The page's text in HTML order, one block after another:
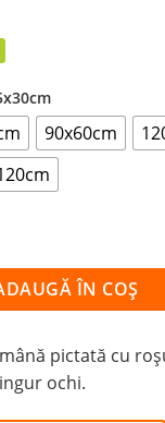
90x60cm
DIN PALMĂ
ÎN COȘ
pictată cu
ochi.